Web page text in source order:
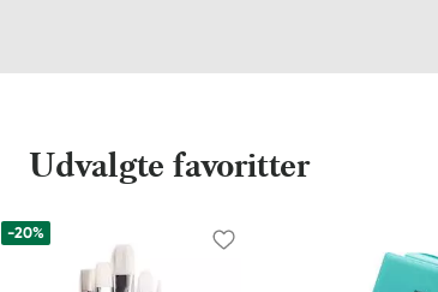
Udvalgte favoritter
-20%